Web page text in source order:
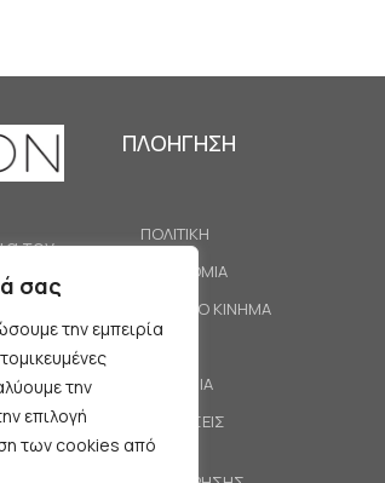
σας
την εμπειρία
την
επιλογή
των cookies από
τον
μας,
τον
ΠΛΟΗΓΗΣΗ
ΠΟΛΙΤΙΚΗ
ΟΙΚΟΝΟΜΙΑ
ΕΡΓΑΤΙΚΟ ΚΙΝΗΜΑ
ΚΟΙΝΩΝΙΑ
ΠΡΟΤΑΣΕΙΣ